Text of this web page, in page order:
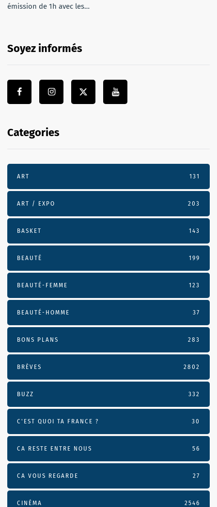
émission de 1h avec les…
Soyez informés
Categories
ART 131
ART / EXPO 203
BASKET 143
BEAUTÉ 199
BEAUTÉ-FEMME 123
BEAUTÉ-HOMME 37
BONS PLANS 283
BRÈVES 2802
BUZZ 332
C'EST QUOI TA FRANCE ? 30
CA RESTE ENTRE NOUS 56
CA VOUS REGARDE 27
CINÉMA 2546